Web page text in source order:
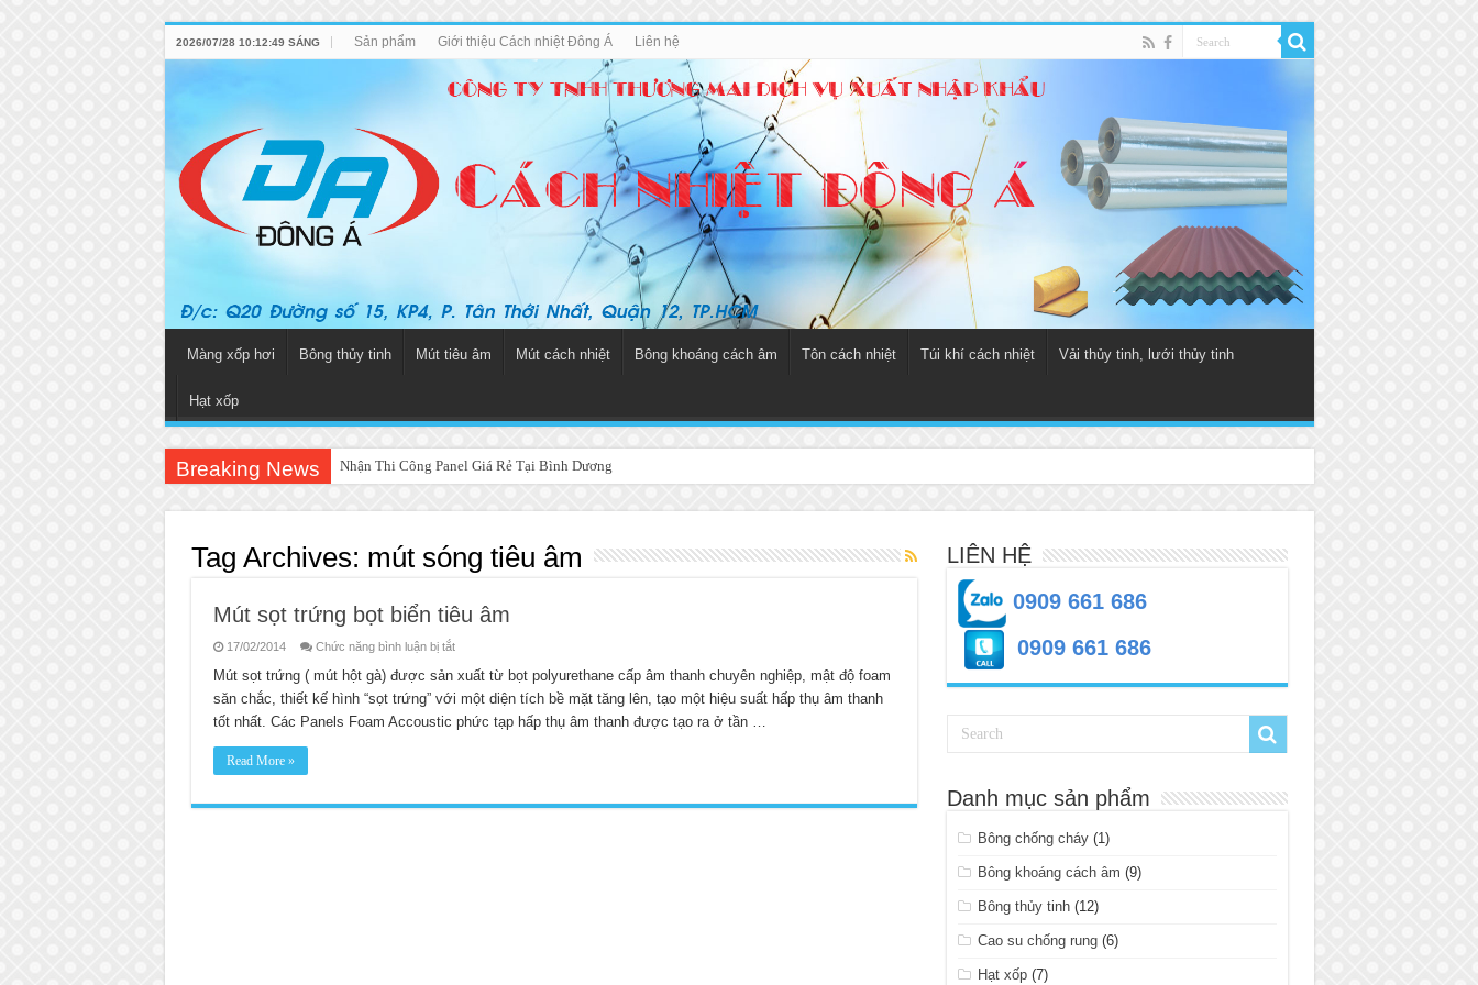
2026/07/28 10:12:49 SÁNG Sản phẩm Giới thiệu Cách nhiệt Đông Á Liên hệ
Màng xốp hơi Bông thủy tinh Mút tiêu âm Mút cách nhiệt Bông khoáng cách âm Tôn cách nhiệt Túi khí cách nhiệt Vải thủy tinh, lưới thủy tinh
Hạt xốp
Breaking News Nhận Thi Công Panel Giá Rẻ Tại Bình Dương
Tag Archives: mút sóng tiêu âm
Mút sọt trứng bọt biển tiêu âm
17/02/2014 Chức năng bình luận bị tắtở
sọt
trứng
bọt
tiêu
Mút sọt trứng ( mút hột gà) được sản xuất từ bọt polyurethane cấp âm thanh chuyên nghiệp, mật độ foam
săn chắc, thiết kế hình “sọt trứng” với một diện tích bề mặt tăng lên, tạo một hiệu suất hấp thụ âm thanh
tốt nhất. Các Panels Foam Accoustic phức tạp hấp thụ âm thanh được tạo ra ở tần …
Read More »
LIÊN HỆ
0909 661 686
0909 661 686
Danh mục sản phẩm
Bông chống cháy (1)
Bông khoáng cách âm (9)
Bông thủy tinh (12)
Cao su chống rung (6)
Hạt xốp (7)